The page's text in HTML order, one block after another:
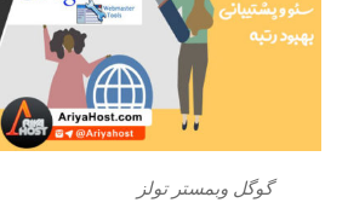
گوگل وبمستر تولز